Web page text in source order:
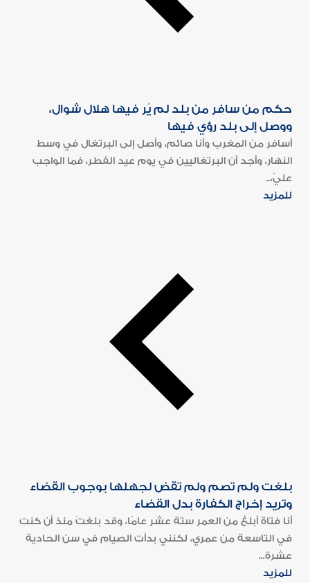
حكم من سافر من بلد لم يُر فيها هلال شوال،
ووصل إلى بلد رؤي فيها
أسافر من المغرب وأنا صائم، وأصل إلى البرتغال في وسط
النهار، وأجد أن البرتغاليين في يوم عيد الفطر، فما الواجب
عليّ،..
للمزيد
بلغت ولم تصم ولم تقض لجهلها بوجوب القضاء
وتريد إخراج الكفارة بدل القضاء
أنا فتاة أبلغ من العمر ستة عشر عامًا، وقد بلغتُ منذ أن كنت
في التاسعة من عمري، لكنني بدأت الصيام في سن الحادية
عشرة...
للمزيد